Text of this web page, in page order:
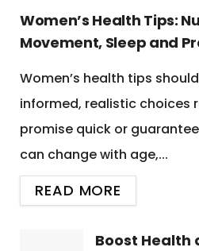
Women’s Health Tips:
Movement, Sleep and
Women’s health tips
informed, realistic choices
promise quick or
can change with age,...
READ MORE
Boost Health